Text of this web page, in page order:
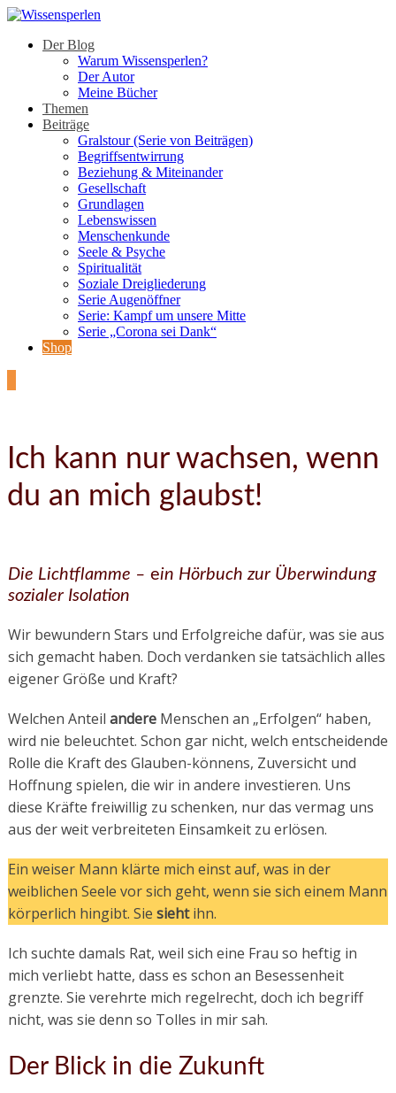
Der Blog
Warum Wissensperlen?
Der Autor
Meine Bücher
Themen
Beiträge
Gralstour (Serie von Beiträgen)
Begriffsentwirrung
Beziehung & Miteinander
Gesellschaft
Grundlagen
Lebenswissen
Menschenkunde
Seele & Psyche
Spiritualität
Soziale Dreigliederung
Serie Augenöffner
Serie: Kampf um unsere Mitte
Serie „Corona sei Dank“
Shop
Ich kann nur wachsen, wenn
du an mich glaubst!
Die Lichtflamme – ein Hörbuch zur Überwindung
sozialer Isolation
Wir bewundern Stars und Erfolgreiche dafür, was sie aus
sich gemacht haben. Doch verdanken sie tatsächlich alles
eigener Größe und Kraft?
Welchen Anteil andere Menschen an „Erfolgen“ haben,
wird nie beleuchtet. Schon gar nicht, welch entscheidende
Rolle die Kraft des Glauben-könnens, Zuversicht und
Hoffnung spielen, die wir in andere investieren. Uns
diese Kräfte freiwillig zu schenken, nur das vermag uns
aus der weit verbreiteten Einsamkeit zu erlösen.
Ein weiser Mann klärte mich einst auf, was in der
weiblichen Seele vor sich geht, wenn sie sich einem Mann
körperlich hingibt. Sie siehtihn.
Ich suchte damals Rat, weil sich eine Frau so heftig in
mich verliebt hatte, dass es schon an Besessenheit
grenzte. Sie verehrte mich regelrecht, doch ich begriff
nicht, was sie denn so Tolles in mir sah.
Der Blick in die Zukunft